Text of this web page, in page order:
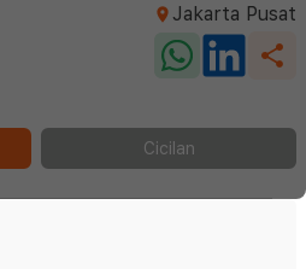
Jakarta Pusat
Cicilan